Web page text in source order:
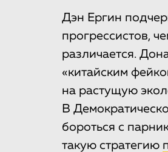
Дэн Ергин
прогрессистов,
различается.
«китайским
на растущую
В
бороться с
такую стратегию